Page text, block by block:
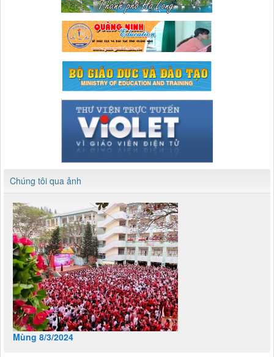
Chúng tôi qua ảnh
Mùng 8/3/2024